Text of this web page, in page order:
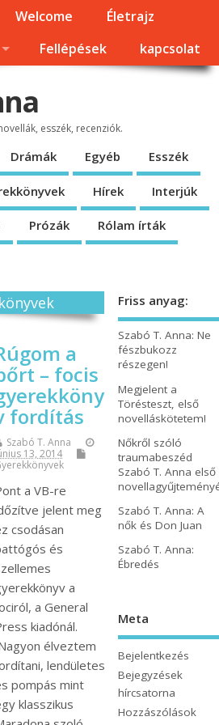
Welcome
Életrajz
Fellépések kapcsolat
esszék, recenziók.
Drámák Egyéb Esszék
Hírek Interjúk
Prózák Rólam írták
a
– focis
fordítás
Szabó T. Anna
13, 2014
a VB-re
jelent meg
csodásan
és
a
a General
kiadónál.
élveztem
lendületes
pompás mint
klasszikus
Friss anyag:
Szabó T. Anna: Ne
fészbukozz
részegen!
Megjelent a
Törésteszt, első
novelláskötetem!
Nőkről szóló
traumabeszéd
Szabó T. Anna első
Szabó T. Anna: A
nők és Don Juan
Szabó T. Anna:
Ébredés
Meta
Bejelentkezés
Bejegyzések
hírcsatorna
Hozzászólások